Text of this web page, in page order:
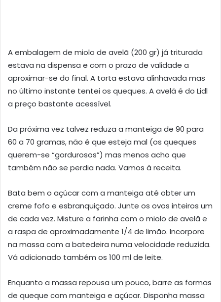
A embalagem de miolo de avelã (200 gr) já triturada
estava na dispensa e com o prazo de validade a
aproximar-se do final. A torta estava alinhavada mas
no último instante tentei os queques. A avelã é do Lidl
a preço bastante acessível.
Da próxima vez talvez reduza a manteiga de 90 para
60 a 70 gramas, não é que esteja mal (os queques
querem-se “gordurosos”) mas menos acho que
também não se perdia nada. Vamos à receita.
Bata bem o açúcar com a manteiga até obter um
creme fofo e esbranquiçado. Junte os ovos inteiros um
de cada vez. Misture a farinha com o miolo de avelã e
a raspa de aproximadamente 1/4 de limão. Incorpore
na massa com a batedeira numa velocidade reduzida.
Vá adicionado também os 100 ml de leite.
Enquanto a massa repousa um pouco, barre as formas
de queque com manteiga e açúcar. Disponha massa